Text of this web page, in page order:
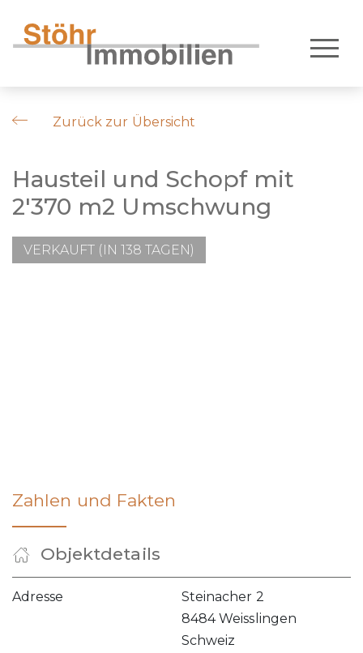
Zurück zur Übersicht
Hausteil und Schopf mit
2'370 m2 Umschwung
VERKAUFT (IN 138 TAGEN)
Zahlen und Fakten
Objektdetails
Adresse
Steinacher 2
8484 Weisslingen
Schweiz